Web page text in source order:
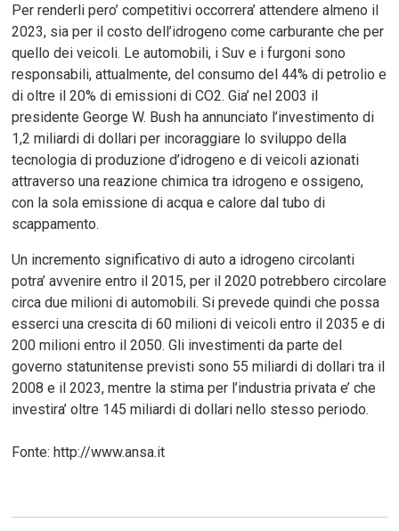
Per renderli pero’ competitivi occorrera’ attendere almeno il
2023, sia per il costo dell’idrogeno come carburante che per
quello dei veicoli. Le automobili, i Suv e i furgoni sono
responsabili, attualmente, del consumo del 44% di petrolio e
di oltre il 20% di emissioni di CO2. Gia’ nel 2003 il
presidente George W. Bush ha annunciato l’investimento di
1,2 miliardi di dollari per incoraggiare lo sviluppo della
tecnologia di produzione d’idrogeno e di veicoli azionati
attraverso una reazione chimica tra idrogeno e ossigeno,
con la sola emissione di acqua e calore dal tubo di
scappamento.
Un incremento significativo di auto a idrogeno circolanti
potra’ avvenire entro il 2015, per il 2020 potrebbero circolare
circa due milioni di automobili. Si prevede quindi che possa
esserci una crescita di 60 milioni di veicoli entro il 2035 e di
200 milioni entro il 2050. Gli investimenti da parte del
governo statunitense previsti sono 55 miliardi di dollari tra il
2008 e il 2023, mentre la stima per l’industria privata e’ che
investira’ oltre 145 miliardi di dollari nello stesso periodo.
Fonte: http://www.ansa.it